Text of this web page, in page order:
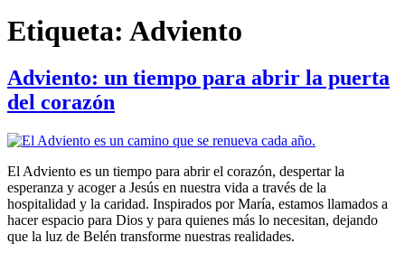
Etiqueta: Adviento
Adviento: un tiempo para abrir la puerta
del corazón
El Adviento es un tiempo para abrir el corazón, despertar la
esperanza y acoger a Jesús en nuestra vida a través de la
hospitalidad y la caridad. Inspirados por María, estamos llamados a
hacer espacio para Dios y para quienes más lo necesitan, dejando
que la luz de Belén transforme nuestras realidades.